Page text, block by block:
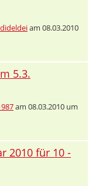
am 08.03.2010
5.3.
am 08.03.2010 um
2010 für 10 -